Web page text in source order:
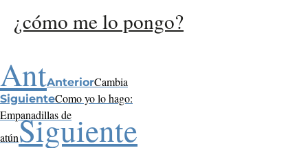
¿cómo me lo pongo?
AntAnteriorCambia
SiguienteComo yo lo hago:
Empanadillas de
atúnSiguiente